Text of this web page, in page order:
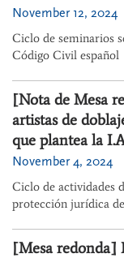
November 12, 2024
Ciclo de seminarios
Código Civil español
[Nota de Mesa
artistas de
que plantea la
November 4, 2024
Ciclo de actividades
protección jurídica
[Mesa redonda]